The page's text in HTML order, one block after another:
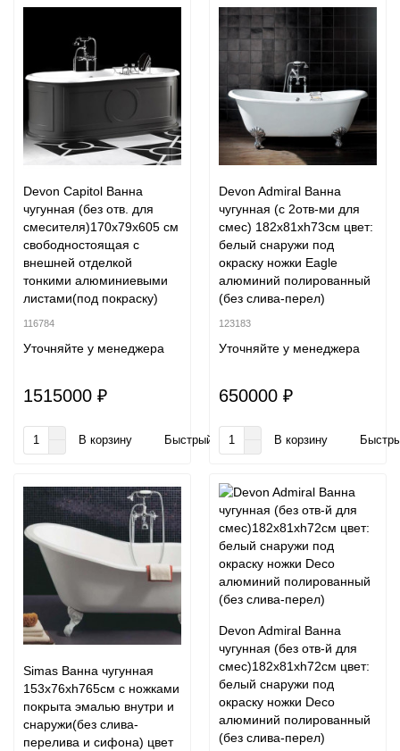
Devon Capitol Ванна
чугунная (без отв. для
смесителя)170х79х605 cм
свободностоящая с
внешней отделкой
тонкими алюминиевыми
листами(под покраску)
116784
Уточняйте у менеджера
1515000 ₽
В корзину Быстрый заказ
Devon Admiral Ванна
чугунная (с 2отв-ми для
смес) 182х81хh73см цвет:
белый снаружи под
окраску ножки Eagle
алюминий полированный
(без слива-перел)
123183
Уточняйте у менеджера
650000 ₽
В корзину
Simas Ванна чугунная
153х76xh765см с ножками
покрыта эмалью внутри и
снаружи(без слива-
перелива и сифона) цвет
Devon Admiral Ванна
чугунная (без отв-й для
смес)182х81хh72см цвет:
белый снаружи под
окраску ножки Deco
алюминий полированный
(без слива-перел)